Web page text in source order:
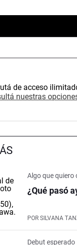
de acceso
nuestras
Algo que quiero
¿Qué pasó
POR SILVANA
Debut esperado